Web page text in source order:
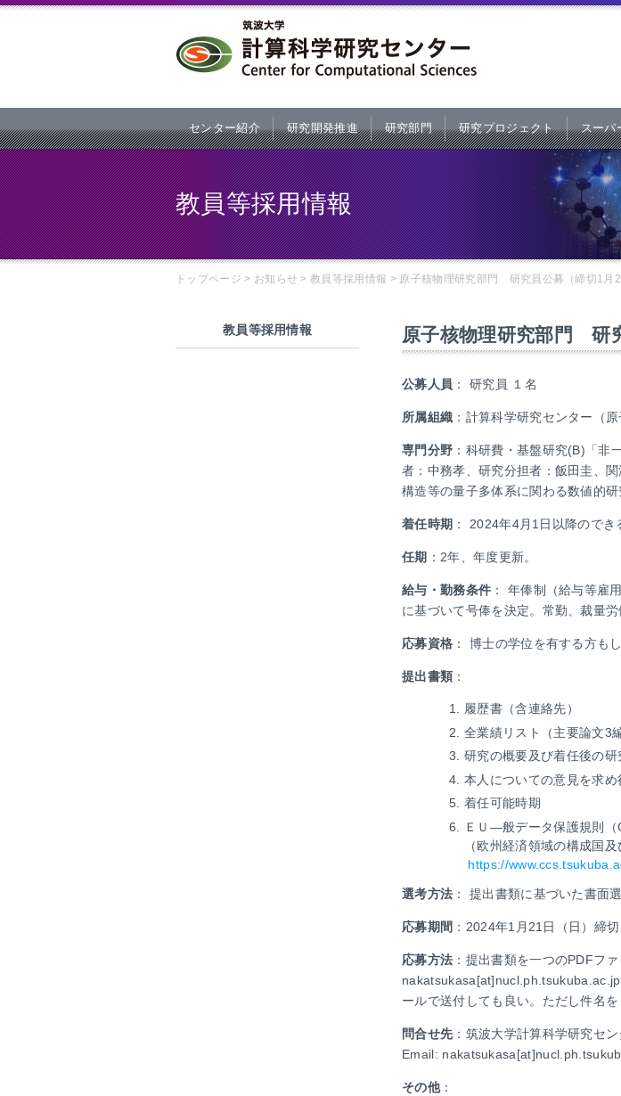
本文へ
センター紹介 研究開発推進 研究部門 研究プロジェクト スーパ
教員等採用情報
トップページ > お知らせ >教員等採用情報 > 原子核物理研究部門 研究員公募（締切1月
教員等採用情報 原子核物理研究部門 研
公募人員 ： 研究員 １名
所属組織 ：計算科学研究センター（
専門分野 ：科研費・基盤研究(B)「非
者：中務孝、研究分担者：飯田圭、
構造等の量子多体系に関わる数値的
着任時期 ： 2024年4月1日以降のでき
任期 ：2年、年度更新。
給与・勤務条件 ： 年俸制（給与等雇
に基づいて号俸を決定。常勤、裁量
応募資格 ： 博士の学位を有する方も
提出書類 ：
履歴書（含連絡先）
全業績リスト（主要論文3
研究の概要及び着任後の研
本人についての意見を求
着任可能時期
ＥＵ―般データ保護規則
（欧州経済領域の構成国
https://
選考方法 ： 提出書類に基づいた書面
応募期間 ：2024年1月21日（日）締切
応募方法 ：提出書類を一つのPDFフ
ールで送付しても良い。ただし件名
問合せ先 ：筑波大学計算科学研究セ
Email:
その他：